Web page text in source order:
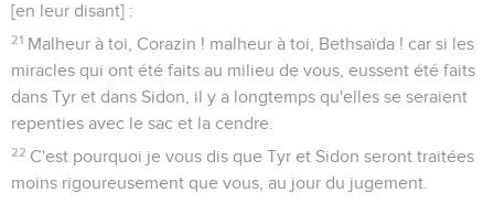
[en leur disant] :
21 Malheur à toi, Corazin ! malheur à toi, Bethsaïda ! car si les
miracles qui ont été faits au milieu de vous, eussent été faits
dans Tyr et dans Sidon, il y a longtemps qu'elles se seraient
repenties avec le sac et la cendre.
22 C'est pourquoi je vous dis que Tyr et Sidon seront traitées
moins rigoureusement que vous, au jour du jugement.